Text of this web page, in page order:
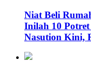
Niat Beli
Inilah 10
Nasution Kini,